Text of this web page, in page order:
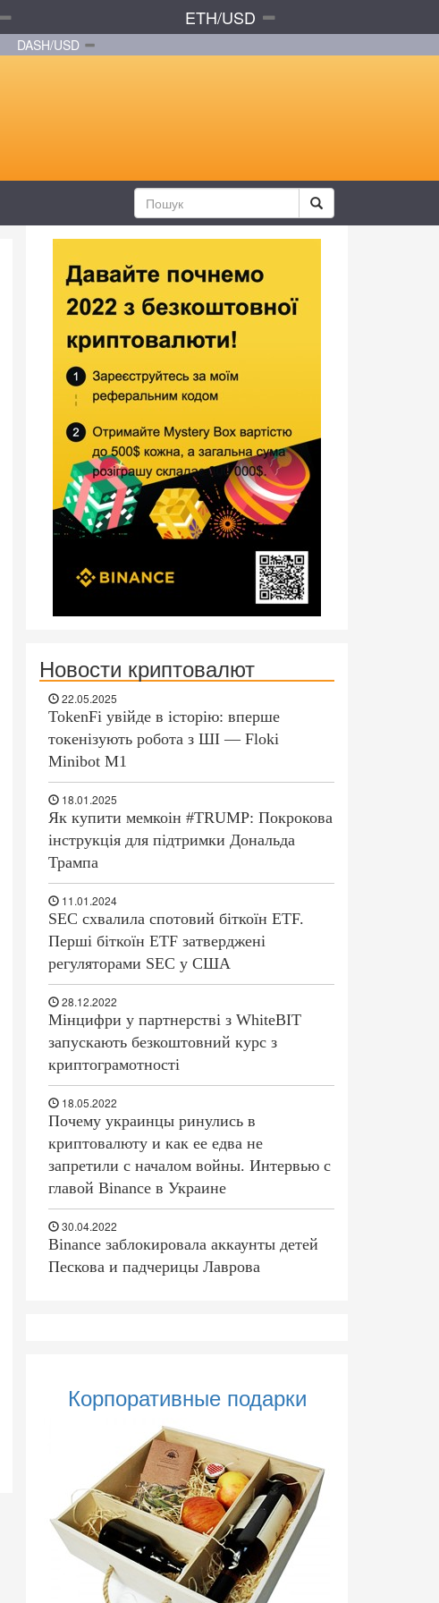
ETH/USD
DASH/USD
Новости криптовалют
22.05.2025
TokenFi увійде в історію: вперше
токенізують робота з ШІ — Floki
Minibot M1
18.01.2025
Як купити мемкоін #TRUMP: Покрокова
інструкція для підтримки Дональда
Трампа
11.01.2024
SEC схвалила спотовий біткоїн ETF.
Перші біткоїн ETF затверджені
регуляторами SEC у США
28.12.2022
Мінцифри у партнерстві з WhiteBIT
запускають безкоштовний курс з
криптограмотності
18.05.2022
Почему украинцы ринулись в
криптовалюту и как ее едва не
запретили с началом войны. Интервью с
главой Binance в Украине
30.04.2022
Binance заблокировала аккаунты детей
Пескова и падчерицы Лаврова
Корпоративные подарки